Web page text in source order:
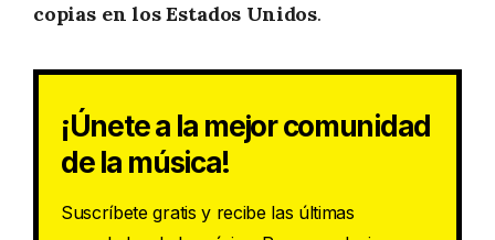
copias en los Estados Unidos.
¡Únete a la mejor comunidad
de la música!
Suscríbete gratis y recibe las últimas